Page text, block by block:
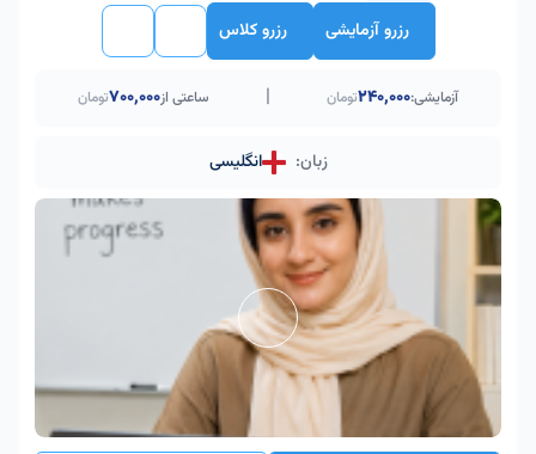
رزرو آزمایشی
رزرو کلاس
آزمایشی:240,000تومان | ساعتی از۷۰۰٬۰۰۰تومان
زبان: انگلیسی